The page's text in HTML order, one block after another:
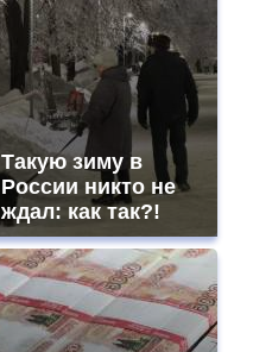
Такую зиму в
России никто не
ждал: как так?!